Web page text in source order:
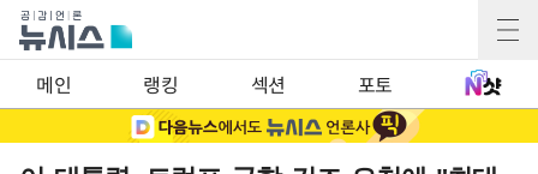
메인 랭킹 섹션 포토